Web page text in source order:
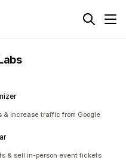
& increase traffic from Google
& sell in-person event tickets